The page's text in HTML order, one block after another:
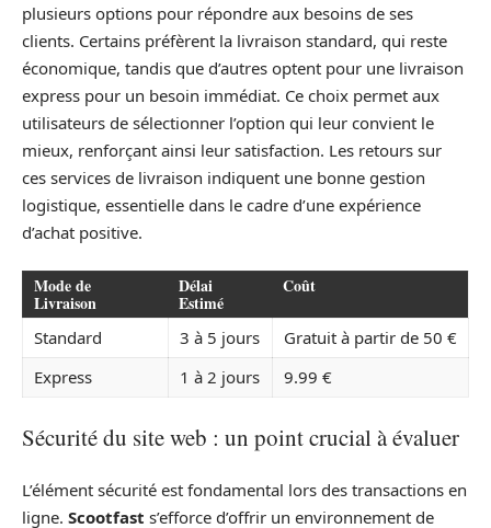
plusieurs options pour répondre aux besoins de ses
clients. Certains préfèrent la livraison standard, qui reste
économique, tandis que d’autres optent pour une livraison
express pour un besoin immédiat. Ce choix permet aux
utilisateurs de sélectionner l’option qui leur convient le
mieux, renforçant ainsi leur satisfaction. Les retours sur
ces services de livraison indiquent une bonne gestion
logistique, essentielle dans le cadre d’une expérience
d’achat positive.
Mode de
Livraison
Délai
Estimé
Coût
Standard 3 à 5 jours
Gratuit à partir de 50 €
Express
1 à 2 jours 9.99 €
Sécurité du site web : un point crucial à évaluer
L’élément sécurité est fondamental lors des transactions en
ligne. Scootfast s’efforce d’offrir un environnement de